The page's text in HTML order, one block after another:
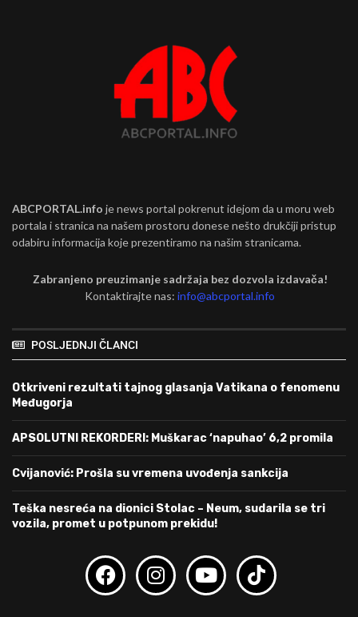
ABCPORTAL.info je news portal pokrenut idejom da u moru web
portala i stranica na našem prostoru donese nešto drukčiji pristup
odabiru informacija koje prezentiramo na našim stranicama.
Zabranjeno preuzimanje sadržaja bez dozvola izdavača!
Kontaktirajte nas:info@abcportal.info
POSLJEDNJI ČLANCI
Otkriveni rezultati tajnog glasanja Vatikana o fenomenu
Međugorja
APSOLUTNI REKORDERI: Muškarac ‘napuhao’ 6,2 promila
Cvijanović: Prošla su vremena uvođenja sankcija
Teška nesreća na dionici Stolac – Neum, sudarila se tri
vozila, promet u potpunom prekidu!